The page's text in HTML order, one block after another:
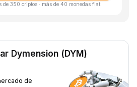
de 350 criptos · más de 40 monedas fiat
Dymension (DYM)
de